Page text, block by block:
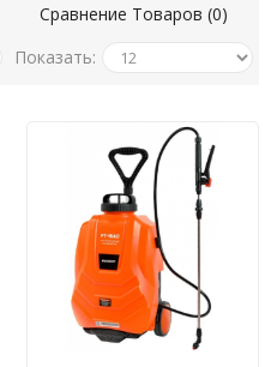
Сравнение Товаров (0)
Показать: